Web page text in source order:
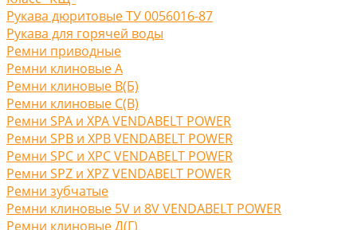
Рукава дюритовые ТУ 0056016-87
Рукава для горячей воды
Ремни приводные
Ремни клиновые A
Ремни клиновые В(Б)
Ремни клиновые С(B)
Ремни SPA и XPA VENDABELT POWER
Ремни SPB и XPB VENDABELT POWER
Ремни SPC и XPC VENDABELT POWER
Ремни SPZ и XPZ VENDABELT POWER
Ремни зубчатые
Ремни клиновые 5V и 8V VENDABELT POWER
Ремни клиновые Д(Г)